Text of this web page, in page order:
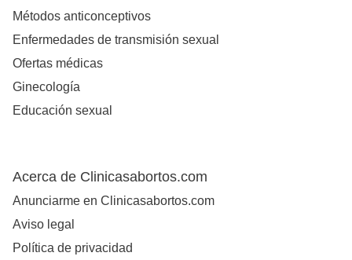
Métodos anticonceptivos
Enfermedades de transmisión sexual
Ofertas médicas
Ginecología
Educación sexual
Acerca de Clinicasabortos.com
Anunciarme en Clinicasabortos.com
Aviso legal
Política de privacidad